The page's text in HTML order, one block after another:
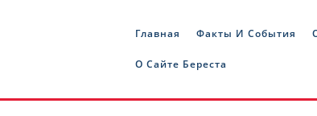
Главная Факты И События
О Сайте Береста